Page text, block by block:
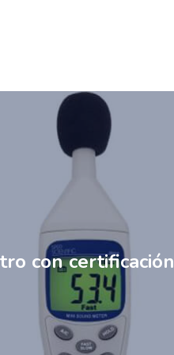
con certificación